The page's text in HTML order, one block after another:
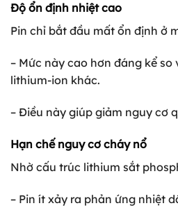
Độ ổn định nhiệt cao
Pin chỉ bắt đầu mất ổn định ở
– Mức này cao hơn đáng kể so
lithium-ion khác.
– Điều này giúp giảm nguy cơ
Hạn chế nguy cơ cháy nổ
Nhờ cấu trúc lithium sắt
– Pin ít xảy ra phản ứng nhiệt